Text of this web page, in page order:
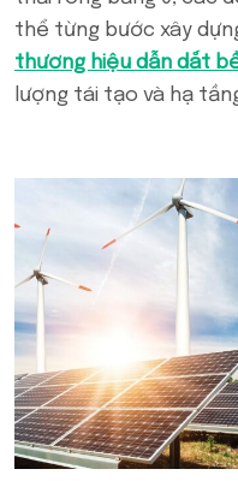
thể từng bước xây
thương hiệu dẫn dắt
lượng tái tạo và hạ